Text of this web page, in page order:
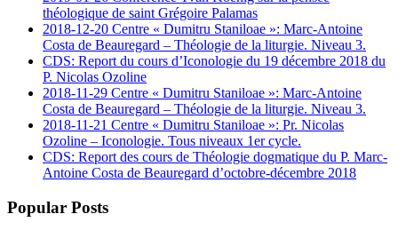
théologique de saint Grégoire Palamas
2018-12-20 Centre « Dumitru Staniloae »: Marc-Antoine
Costa de Beauregard – Théologie de la liturgie. Niveau 3.
CDS: Report du cours d’Iconologie du 19 décembre 2018 du
P. Nicolas Ozoline
2018-11-29 Centre « Dumitru Staniloae »: Marc-Antoine
Costa de Beauregard – Théologie de la liturgie. Niveau 3.
2018-11-21 Centre « Dumitru Staniloae »: Pr. Nicolas
Ozoline – Iconologie. Tous niveaux 1er cycle.
CDS: Report des cours de Théologie dogmatique du P. Marc-
Antoine Costa de Beauregard d’octobre-décembre 2018
Popular Posts